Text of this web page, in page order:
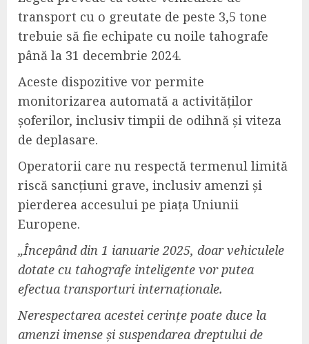
transport cu o greutate de peste 3,5 tone
trebuie să fie echipate cu noile tahografe
până la 31 decembrie 2024.
Aceste dispozitive vor permite
monitorizarea automată a activităților
șoferilor, inclusiv timpii de odihnă și viteza
de deplasare.
Operatorii care nu respectă termenul limită
riscă sancțiuni grave, inclusiv amenzi și
pierderea accesului pe piața Uniunii
Europene.
„Începând din 1 ianuarie 2025, doar vehiculele
dotate cu tahografe inteligente vor putea
efectua transporturi internaționale.
Nerespectarea acestei cerințe poate duce la
amenzi imense și suspendarea dreptului de